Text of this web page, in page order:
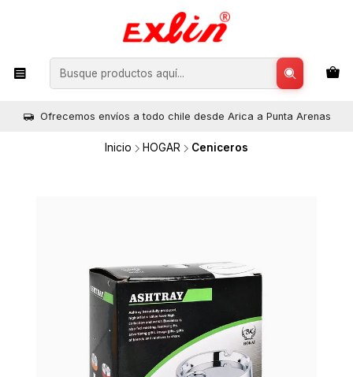
Ofrecemos envíos a todo chile desde Arica a Punta Arenas
Inicio HOGAR Ceniceros